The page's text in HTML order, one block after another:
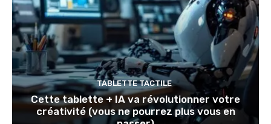
TABLETTE TACTILE
Cette tablette + IA va révolutionner votre
créativité (vous ne pourrez plus vous en